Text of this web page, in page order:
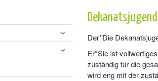
Der*Die
Er*Sie ist
zuständig für die
wird eng mit der